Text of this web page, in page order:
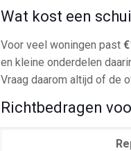
Wat kost een
Voor veel woningen past
en kleine onderdelen
Vraag daarom altijd of de
Richtbedragen